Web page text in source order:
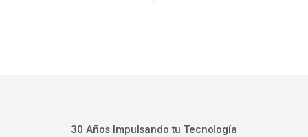
30 Años Impulsando tu Tecnología